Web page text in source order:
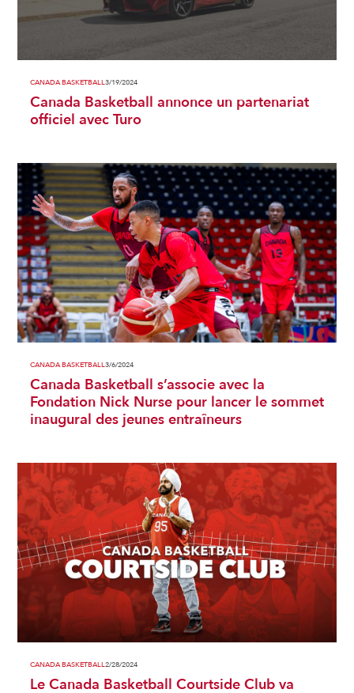
CANADA BASKETBALL3/19/2024
Canada Basketball annonce un partenariat
officiel avec Turo
CANADA BASKETBALL3/6/2024
Canada Basketball s’associe avec la
Fondation Nick Nurse pour lancer le sommet
inaugural des jeunes entraîneurs
CANADA BASKETBALL2/28/2024
Le Canada Basketball Courtside Club va